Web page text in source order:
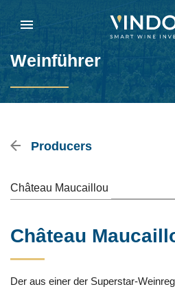
Weinführer
Producers
Château Maucaillou
Château
Der aus einer der Superstar-